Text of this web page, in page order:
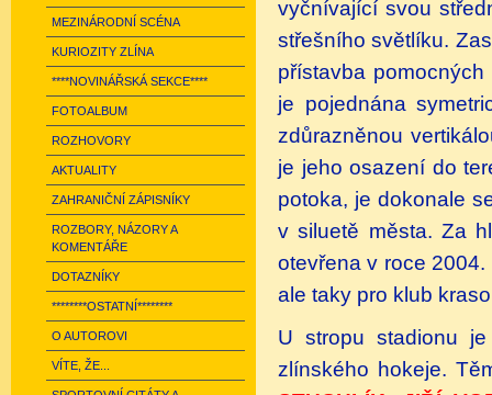
MEZINÁRODNÍ SCÉNA
KURIOZITY ZLÍNA
****NOVINÁŘSKÁ SEKCE****
FOTOALBUM
ROZHOVORY
AKTUALITY
ZAHRANIČNÍ ZÁPISNÍKY
ROZBORY, NÁZORY A
KOMENTÁŘE
DOTAZNÍKY
********OSTATNÍ********
O AUTOROVI
VÍTE, ŽE...
vyčnívající svou
střešního světlíku.
přístavba
je pojednána
zdůrazněnou
je jeho osazení do
potoka, je dokonale
v siluetě města. Za
otevřena v roce
ale taky pro klub
U stropu stadionu
zlínského hokeje.